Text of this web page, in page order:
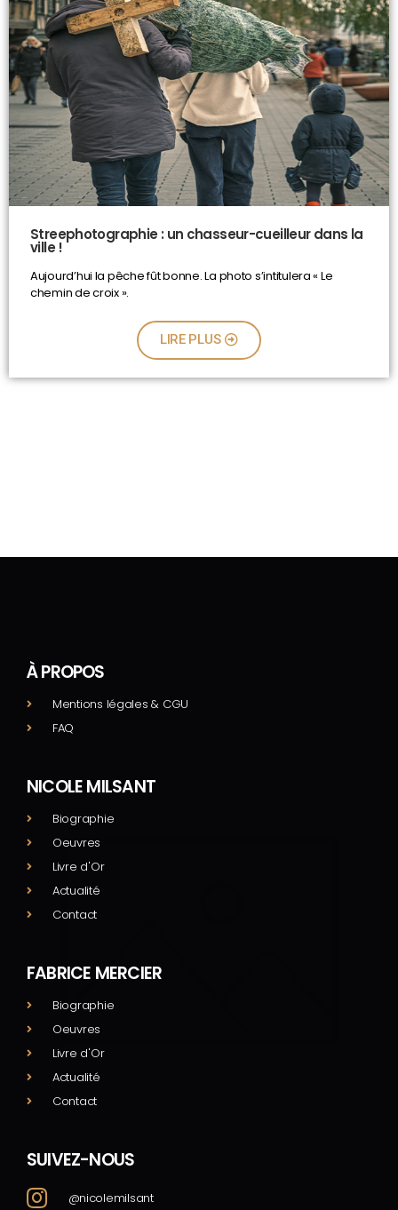
Streephotographie : un chasseur-cueilleur dans la
ville !
Aujourd’hui la pêche fût bonne. La photo s’intitulera « Le
chemin de croix ».
LIRE PLUS
À PROPOS
Mentions légales & CGU
FAQ
NICOLE MILSANT
Biographie
Oeuvres
Livre d'Or
Actualité
Contact
FABRICE MERCIER
Biographie
Oeuvres
Livre d'Or
Actualité
Contact
SUIVEZ-NOUS
@nicolemilsant